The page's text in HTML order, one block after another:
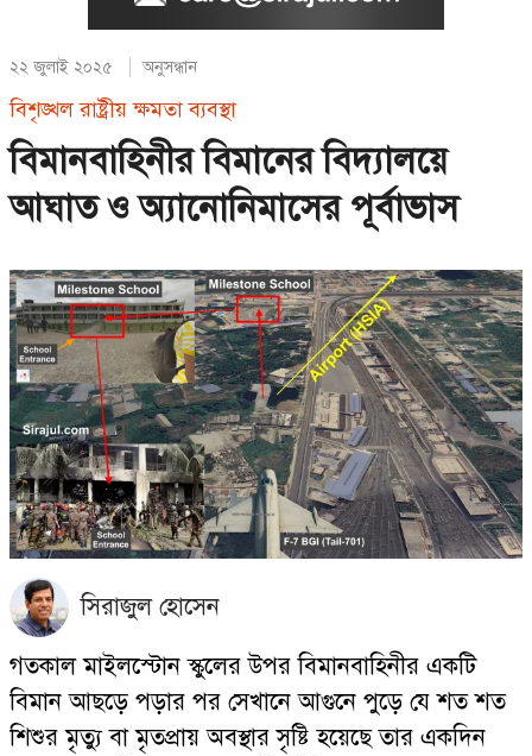
২২ জুলাই ২০২৫ অনুসন্ধান
বিশৃঙ্খল রাষ্ট্রীয় ক্ষমতা ব্যবস্থা
বিমানবাহিনীর বিমানের বিদ্যালয়ে
আঘাত ও অ্যানোনিমাসের পূর্বাভাস
সিরাজুল হোসেন
গতকাল মাইলস্টোন স্কুলের উপর বিমানবাহিনীর একটি
বিমান আছড়ে পড়ার পর সেখানে আগুনে পুড়ে যে শত শত
শিশুর মৃত্যু বা মৃতপ্রায় অবস্থার সৃষ্টি হয়েছে তার একদিন